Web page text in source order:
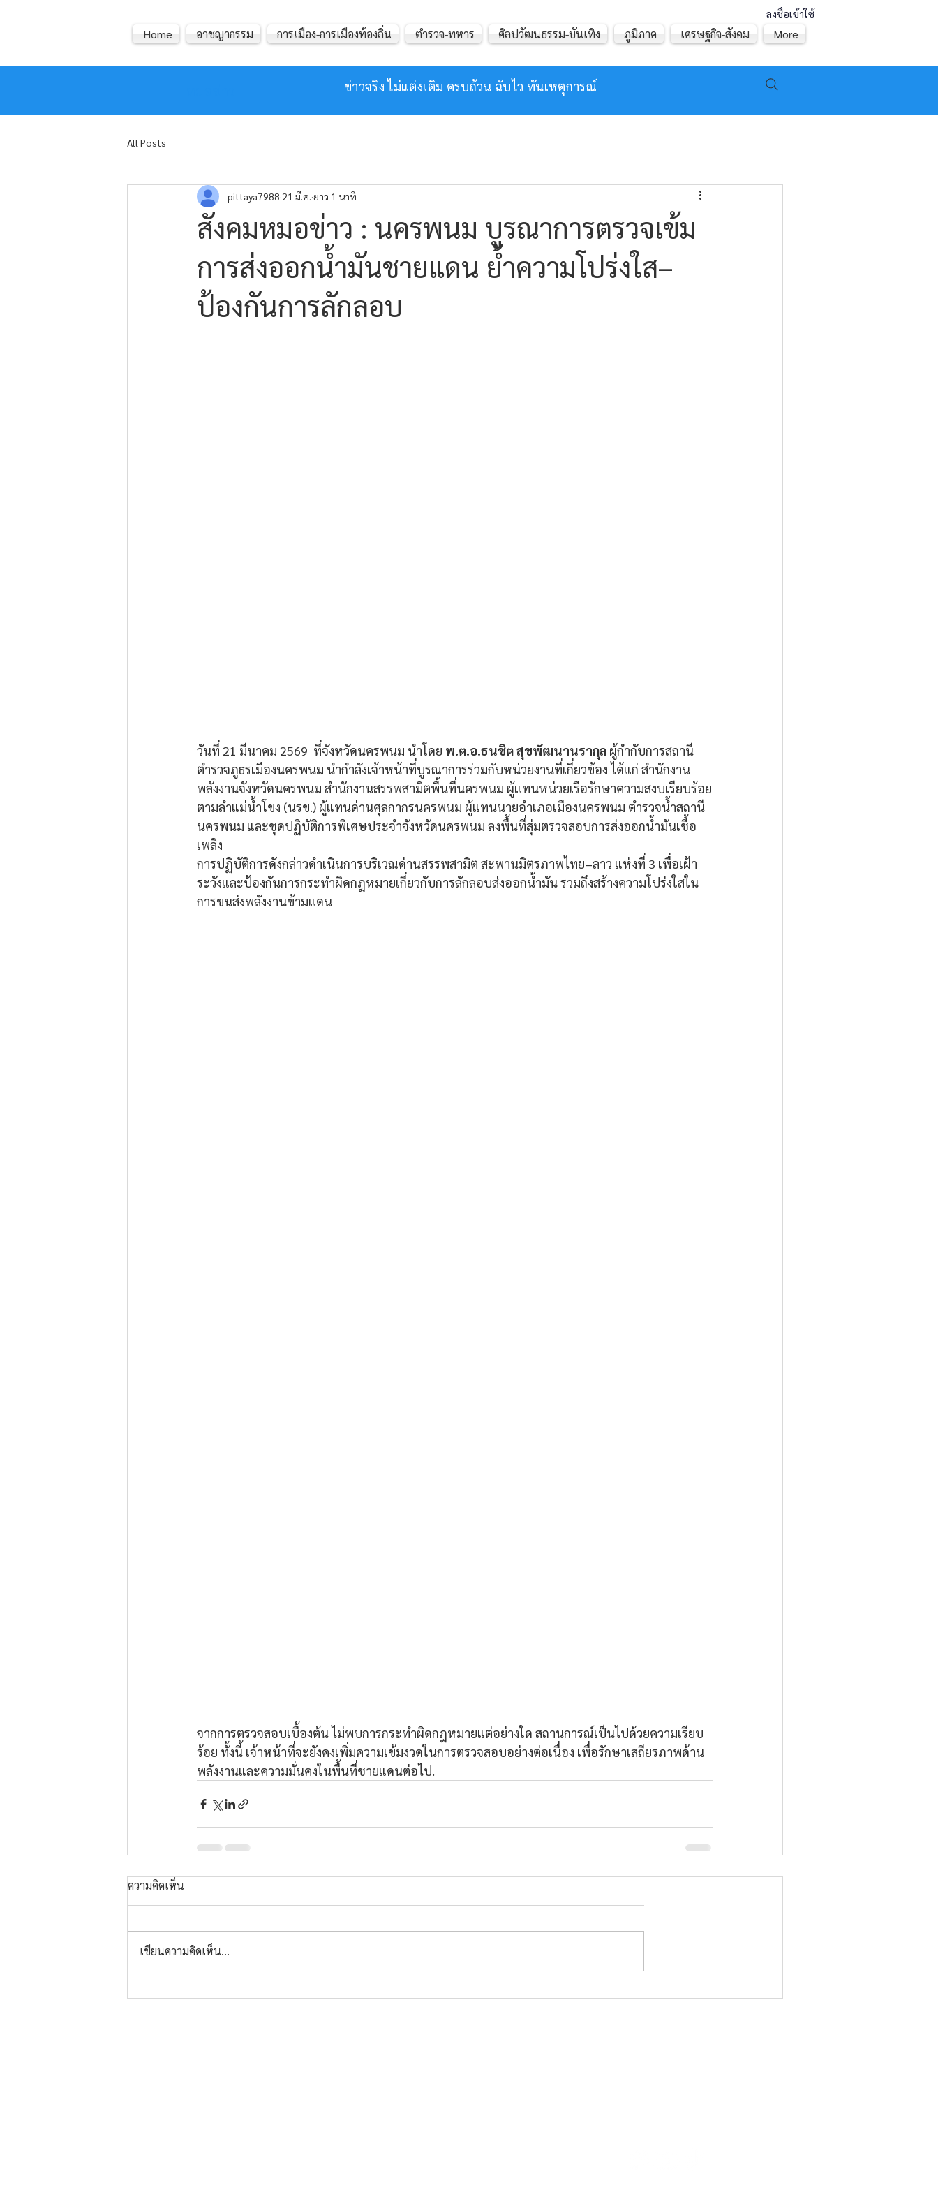
ลงชื่อเข้าใช้
ข่าวจริง ไม่แต่งเติม ครบถ้วน ฉับไว ทันเหตุการณ์
Home อาชญากรรม การเมือง-การเมืองท้องถิ่น ตำรวจ-ทหาร ศิลปวัฒนธรรม-บันเทิง ภูมิภาค เศรษฐกิจ-สังคม More
All Posts
สังคมหมอข่าว : นครพนม บูรณาการตรวจเข้ม
การส่งออกน้ำมันชายแดน ย้ำความโปร่งใส–
ป้องกันการลักลอบ
pittaya7988 21 มี.ค. ยาว 1 นาที
วันที่ 21 มีนาคม 2569  ที่จังหวัดนครพนม นำโดย พ.ต.อ.ธนชิต สุขพัฒนานรากุล ผู้กำกับการสถานี
ตำรวจภูธรเมืองนครพนม นำกำลังเจ้าหน้าที่บูรณาการร่วมกับหน่วยงานที่เกี่ยวข้อง ได้แก่ สำนักงาน
พลังงานจังหวัดนครพนม สำนักงานสรรพสามิตพื้นที่นครพนม ผู้แทนหน่วยเรือรักษาความสงบเรียบร้อย
ตามลำแม่น้ำโขง (นรข.) ผู้แทนด่านศุลกากรนครพนม ผู้แทนนายอำเภอเมืองนครพนม ตำรวจน้ำสถานี
นครพนม และชุดปฏิบัติการพิเศษประจำจังหวัดนครพนม ลงพื้นที่สุ่มตรวจสอบการส่งออกน้ำมันเชื้อ
เพลิง
การปฏิบัติการดังกล่าวดำเนินการบริเวณด่านสรรพสามิต สะพานมิตรภาพไทย–ลาว แห่งที่ 3 เพื่อเฝ้า
ระวังและป้องกันการกระทำผิดกฎหมายเกี่ยวกับการลักลอบส่งออกน้ำมัน รวมถึงสร้างความโปร่งใสใน
การขนส่งพลังงานข้ามแดน
จากการตรวจสอบเบื้องต้น ไม่พบการกระทำผิดกฎหมายแต่อย่างใด สถานการณ์เป็นไปด้วยความเรียบ
ร้อย ทั้งนี้ เจ้าหน้าที่จะยังคงเพิ่มความเข้มงวดในการตรวจสอบอย่างต่อเนื่อง เพื่อรักษาเสถียรภาพด้าน
พลังงานและความมั่นคงในพื้นที่ชายแดนต่อไป.
ความคิดเห็น
เขียนความคิดเห็น…